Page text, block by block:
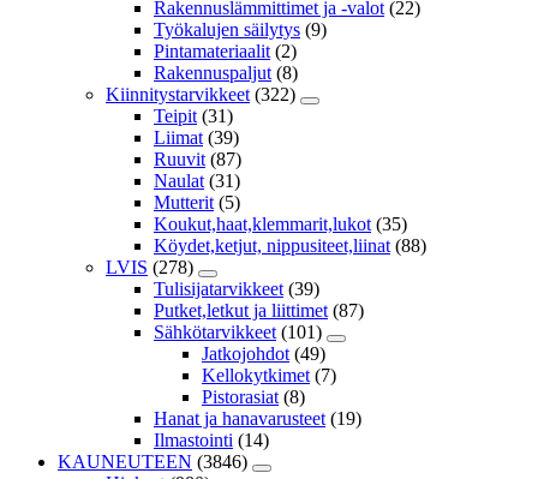
Rakennuslämmittimet ja -valot (22)
Työkalujen säilytys (9)
Pintamateriaalit (2)
Rakennuspaljut (8)
Kiinnitystarvikkeet (322)
Teipit (31)
Liimat (39)
Ruuvit (87)
Naulat (31)
Mutterit (5)
Koukut,haat,klemmarit,lukot (35)
Köydet,ketjut, nippusiteet,liinat (88)
LVIS (278)
Tulisijatarvikkeet (39)
Putket,letkut ja liittimet (87)
Sähkötarvikkeet (101)
Jatkojohdot (49)
Kellokytkimet (7)
Pistorasiat (8)
Hanat ja hanavarusteet (19)
Ilmastointi (14)
KAUNEUTEEN (3846)